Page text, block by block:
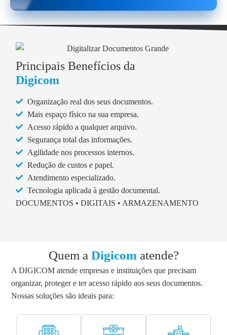
Principais Benefícios da
Digicom
Organização real dos seus documentos.
Mais espaço físico na sua empresa.
Acesso rápido a qualquer arquivo.
Segurança total das informações.
Agilidade nos processos internos.
Redução de custos e papel.
Atendimento especializado.
Tecnologia aplicada à gestão documental.
DOCUMENTOS • DIGITAIS • ARMAZENAMENTO
Quem a Digicom atende?
A DIGICOM atende empresas e instituições que precisam
organizar, proteger e ter acesso rápido aos seus documentos.
Nossas soluções são ideais para: